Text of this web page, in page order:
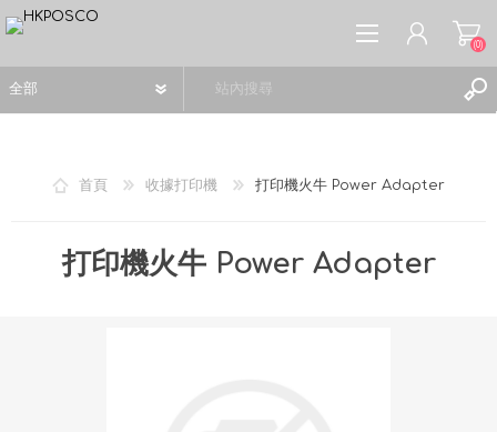
登入
(0)
首頁 收據打印機 打印機火牛 Power Adapter
打印機火牛 Power Adapter